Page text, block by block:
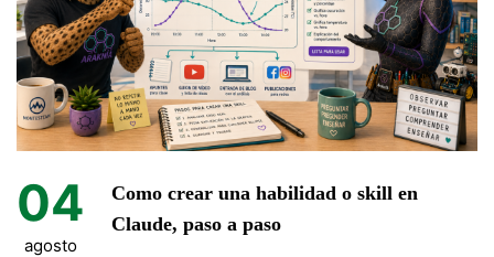
04
agosto
Como crear una habilidad o skill en
Claude, paso a paso